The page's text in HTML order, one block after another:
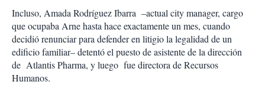
Incluso, Amada Rodríguez Ibarra –actual city manager, cargo
que ocupaba Arne hasta hace exactamente un mes, cuando
decidió renunciar para defender en litigio la legalidad de un
edificio familiar– detentó el puesto de asistente de la dirección
de Atlantis Pharma, y luego fue directora de Recursos
Humanos.